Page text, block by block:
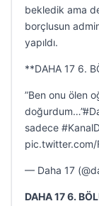
bekledik ama
borçlusun
yapıldı.
**DAHA 17 6.
”Ben onu ölen
sadece
pic.twitter.com/
— Daha 17
DAHA 17 6.